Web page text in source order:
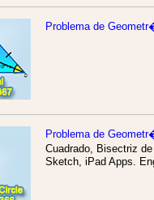
Problema de
Problema de
Cuadrado, Bisectriz
Sketch, iPad Apps.